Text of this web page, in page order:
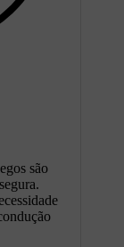
são